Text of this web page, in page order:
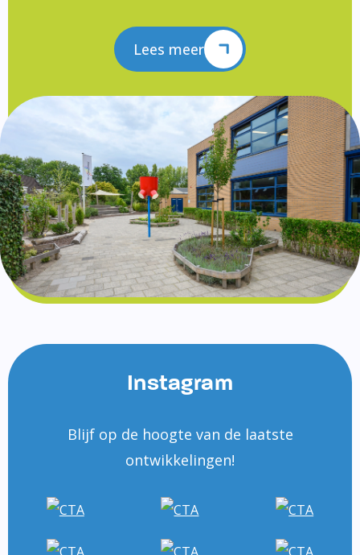
Lees meer
Instagram
Blijf op de hoogte van de laatste
ontwikkelingen!